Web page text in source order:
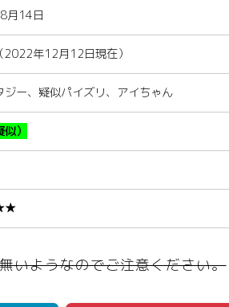
月14日
年12月12日現在）
ジー、疑似パイズリ、アイちゃん
）
いようなのでご注意ください。